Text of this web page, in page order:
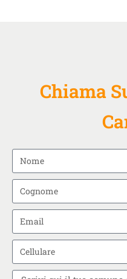
Chiama